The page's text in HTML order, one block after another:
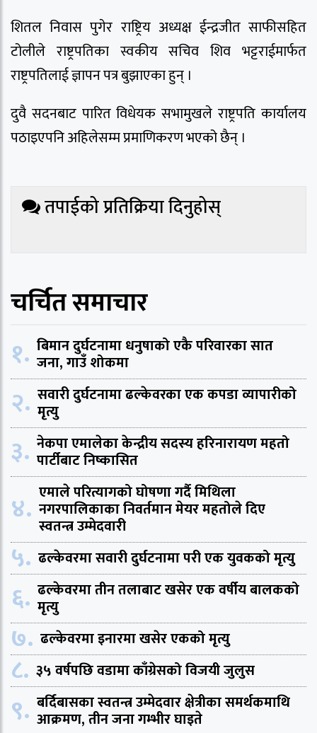
शितल निवास पुगेर राष्ट्रिय अध्यक्ष ईन्द्रजीत साफीसहित
टोलीले राष्ट्रपतिका स्वकीय सचिव शिव भट्टराईमार्फत
राष्ट्रपतिलाई ज्ञापन पत्र बुझाएका हुन् ।
दुवै सदनबाट पारित विधेयक सभामुखले राष्ट्रपति कार्यालय
पठाइएपनि अहिलेसम्म प्रमाणिकरण भएको छैन् ।
तपाईको प्रतिक्रिया दिनुहोस्
चर्चित समाचार
१. बिमान दुर्घटनामा धनुषाको एकै परिवारका सात
जना, गाउँ शोकमा
२. सवारी दुर्घटनामा ढल्केवरका एक कपडा व्यापारीको
मृत्यु
३. नेकपा एमालेका केन्द्रीय सदस्य हरिनारायण महतो
पार्टीबाट निष्कासित
४. एमाले परित्यागको घोषणा गर्दै मिथिला
नगरपालिकाका निवर्तमान मेयर महतोले दिए
स्वतन्त्र उम्मेदवारी
५. ढल्केवरमा सवारी दुर्घटनामा परी एक युवकको मृत्यु
६. ढल्केवरमा तीन तलाबाट खसेर एक वर्षीय बालकको
मृत्यु
७. ढल्केवरमा इनारमा खसेर एकको मृत्यु
८. ३५ वर्षपछि वडामा काँग्रेसको विजयी जुलुस
९. बर्दिबासका स्वतन्त्र उम्मेदवार क्षेत्रीका समर्थकमाथि
आक्रमण, तीन जना गम्भीर घाइते